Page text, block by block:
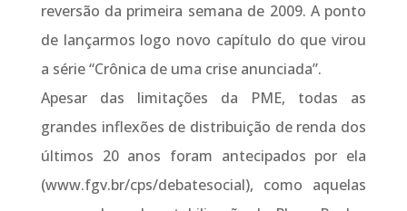
reversão da primeira semana de 2009. A ponto
de lançarmos logo novo capítulo do que virou
a série “Crônica de uma crise anunciada”.
Apesar das limitações da PME, todas as
grandes inflexões de distribuição de renda dos
últimos 20 anos foram antecipados por ela
(www.fgv.br/cps/debatesocial), como aquelas